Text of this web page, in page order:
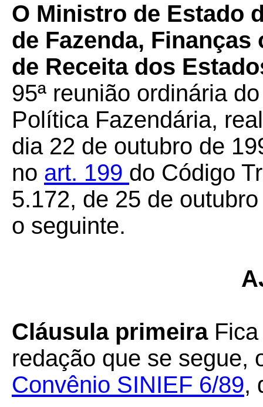
O Ministro de Estado
de Fazenda,
de Receita dos
95ª reunião ordinária
Política Fazendária,
dia 22 de outubro de
no art. 199 do Código
5.172, de 25 de
o seguinte.
Cláusula primeiraFica
redação que se segue,
Convênio SINIEF 6/89,